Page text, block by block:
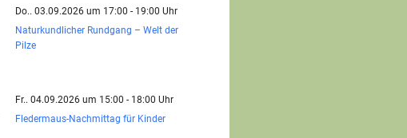
Do.. 03.09.2026 um 17:00 - 19:00 Uhr
Naturkundlicher Rundgang – Welt der
Pilze
Fr.. 04.09.2026 um 15:00 - 18:00 Uhr
Fledermaus-Nachmittag für Kinder